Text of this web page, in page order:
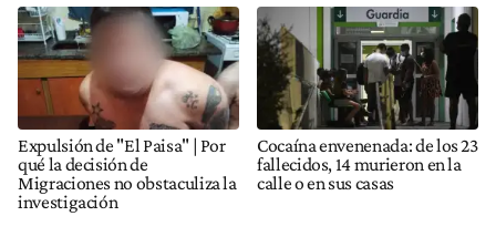
Expulsión de "El Paisa" | Por
qué la decisión de
Migraciones no obstaculiza la
investigación
Cocaína envenenada: de los 23
fallecidos, 14 murieron en la
calle o en sus casas